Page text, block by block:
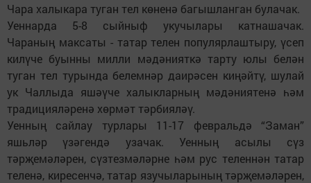
Чара халыкара туган тел көненә багышланган булачак.
Уеннарда 5-8 сыйныф укучылары катнашачак.
Чараның максаты - татар телен популярлаштыру, үсеп
килүче буынны милли мәдәнияткә тарту юлы белән
туган тел турында белемнәр даирәсен киңәйтү, шулай
ук Чаллыда яшәүче халыкларның мәдәниятенә һәм
традицияләренә хөрмәт тәрбияләү.
Уенның сайлау турлары 11-17 февральдә “Заман”
яшьләр үзәгендә узачак. Уенның асылы сүз
тәрҗемәләрен, сүзтезмәләрне һәм рус теленнән татар
теленә, киресенчә, татар язучыларының тәрҗемәләрен,